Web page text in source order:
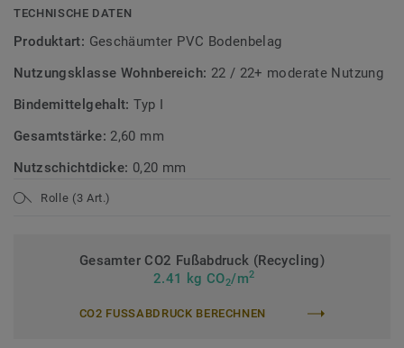
TECHNISCHE DATEN
Produktart: Geschäumter PVC Bodenbelag
Nutzungsklasse Wohnbereich: 22 / 22+ moderate Nutzung
Bindemittelgehalt:Typ I
Gesamtstärke: 2,60 mm
Nutzschichtdicke: 0,20 mm
Rolle (3 Art.)
Gesamter CO2 Fußabdruck (Recycling)
2.41 kg CO2/m2
CO2 FUSSABDRUCK BERECHNEN